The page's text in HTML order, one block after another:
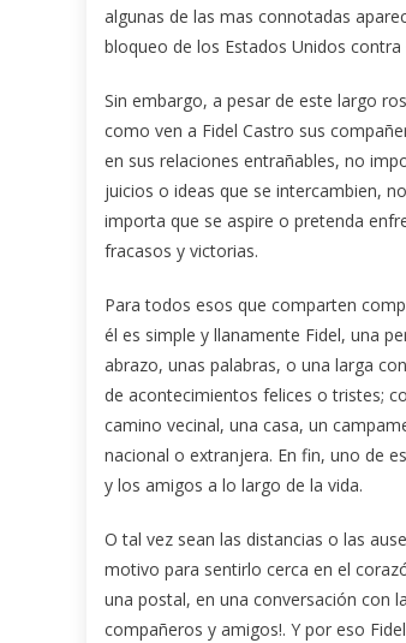
algunas de las mas connotadas
bloqueo de los Estados Unidos contra
Sin embargo, a pesar de este largo
como ven a Fidel Castro sus
en sus relaciones entrañables, no
juicios o ideas que se intercambien,
importa que se aspire o pretenda
fracasos y victorias.
Para todos esos que comparten
él es simple y llanamente Fidel, una
abrazo, unas palabras, o una larga
de acontecimientos felices o tristes;
camino vecinal, una casa, un
nacional o extranjera. En fin, uno de
y los amigos a lo largo de la vida.
O tal vez sean las distancias o las
motivo para sentirlo cerca en el
una postal, en una conversación con
compañeros y amigos!. Y por eso